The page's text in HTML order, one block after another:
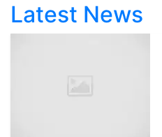
Latest News